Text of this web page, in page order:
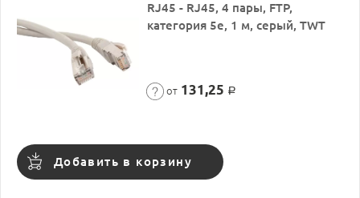
RJ45 - RJ45, 4 пары, FTP,
категория 5е, 1 м, серый, TWT
от 131,25 Р
Добавить в корзину